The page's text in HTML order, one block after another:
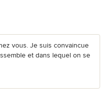
vous. Je suis convaincue
et dans lequel on se